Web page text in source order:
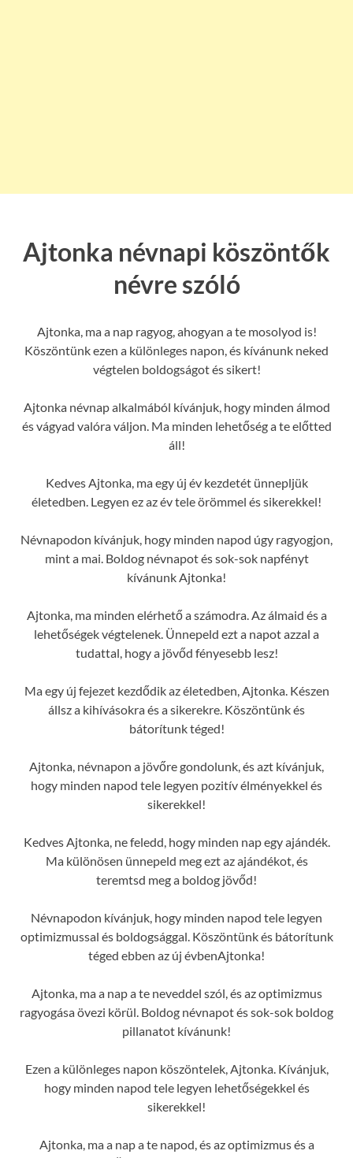
Ajtonka névnapi köszöntők
névre szóló
Ajtonka, ma a nap ragyog, ahogyan a te mosolyod is!
Köszöntünk ezen a különleges napon, és kívánunk neked
végtelen boldogságot és sikert!
Ajtonka névnap alkalmából kívánjuk, hogy minden álmod
és vágyad valóra váljon. Ma minden lehetőség a te előtted
áll!
Kedves Ajtonka, ma egy új év kezdetét ünnepljük
életedben. Legyen ez az év tele örömmel és sikerekkel!
Névnapodon kívánjuk, hogy minden napod úgy ragyogjon,
mint a mai. Boldog névnapot és sok-sok napfényt
kívánunk Ajtonka!
Ajtonka, ma minden elérhető a számodra. Az álmaid és a
lehetőségek végtelenek. Ünnepeld ezt a napot azzal a
tudattal, hogy a jövőd fényesebb lesz!
Ma egy új fejezet kezdődik az életedben, Ajtonka. Készen
állsz a kihívásokra és a sikerekre. Köszöntünk és
bátorítunk téged!
Ajtonka, névnapon a jövőre gondolunk, és azt kívánjuk,
hogy minden napod tele legyen pozitív élményekkel és
sikerekkel!
Kedves Ajtonka, ne feledd, hogy minden nap egy ajándék.
Ma különösen ünnepeld meg ezt az ajándékot, és
teremtsd meg a boldog jövőd!
Névnapodon kívánjuk, hogy minden napod tele legyen
optimizmussal és boldogsággal. Köszöntünk és bátorítunk
téged ebben az új évbenAjtonka!
Ajtonka, ma a nap a te neveddel szól, és az optimizmus
ragyogása övezi körül. Boldog névnapot és sok-sok boldog
pillanatot kívánunk!
Ezen a különleges napon köszöntelek, Ajtonka. Kívánjuk,
hogy minden napod tele legyen lehetőségekkel és
sikerekkel!
Ajtonka, ma a nap a te napod, és az optimizmus és a